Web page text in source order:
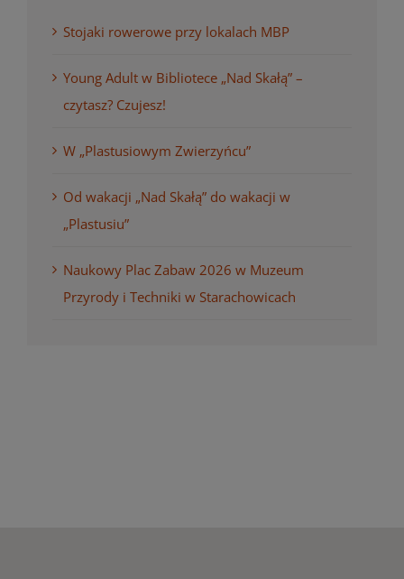
Stojaki rowerowe przy lokalach MBP
Young Adult w Bibliotece „Nad Skałą” –
czytasz? Czujesz!
W „Plastusiowym Zwierzyńcu”
Od wakacji „Nad Skałą” do wakacji w
„Plastusiu”
Naukowy Plac Zabaw 2026 w Muzeum
Przyrody i Techniki w Starachowicach